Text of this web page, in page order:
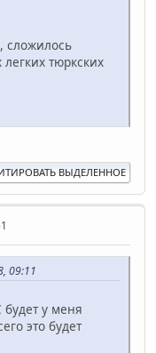
сложилось
тюркских
ВЫДЕЛЕННОЕ
09:11
у меня
это будет